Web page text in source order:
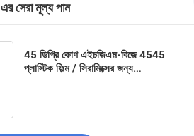
এর সেরা মূল্য পান
45 ডিগ্রি কোণ এইচজিএম-বিজে 4545
প্লাস্টিক ফিল্ম / সিরামিক্সের জন্য